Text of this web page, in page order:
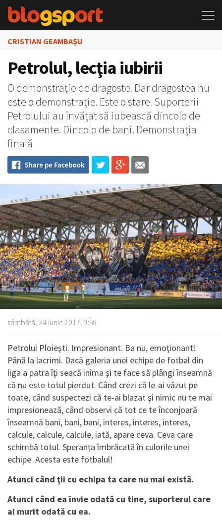
CRISTIAN GEAMBAŞU
Petrolul, lecţia iubirii
O demonstraţie de dragoste. Dar dragostea nu
este o demonstraţie. Este o stare. Suporterii
Petrolului au învăţat să iubească dincolo de
clasamente. Dincolo de bani. Demonstraţia
finală
sâmbătă, 24 iunie 2017, 9:59
Petrolul Ploieşti. Impresionant. Ba nu, emoţionant!
Până la lacrimi. Dacă galeria unei echipe de fotbal din
liga a patra îţi seacă inima şi te face să plângi înseamnă
că nu este totul pierdut. Când crezi că le-ai văzut pe
toate, când suspectezi că te-ai blazat şi nimic nu te mai
impresionează, când observi că tot ce te înconjoară
înseamnă bani, bani, bani, interes, interes, interes,
calcule, calcule, calcule, iată, apare ceva. Ceva care
schimbă totul. Speranţa îmbrăcată în culorile unei
echipe. Acesta este fotbalul!
Atunci când ţii cu echipa ta care nu mai există.
Atunci când ea învie odată cu tine, suporterul care
ai murit odată cu ea.